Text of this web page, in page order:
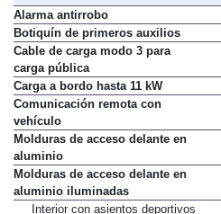
Varios
Alarma antirrobo
Botiquín de primeros auxilios
Cable de carga modo 3 para
carga pública
Carga a bordo hasta 11 kW
Comunicación remota con
vehículo
Molduras de acceso delante en
aluminio
Molduras de acceso delante en
aluminio iluminadas